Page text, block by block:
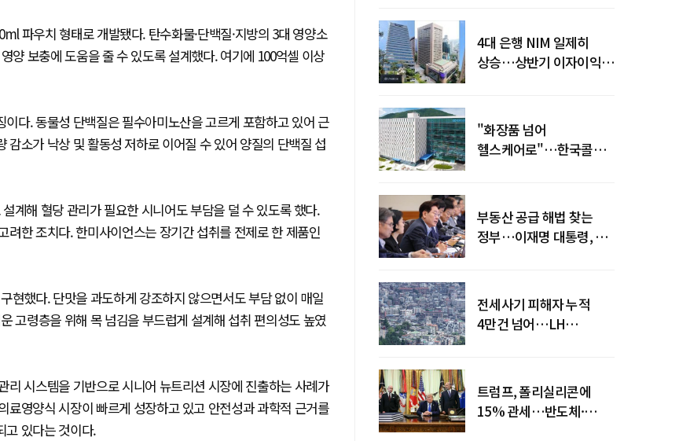
파우치 형태로 개발됐다. 탄수화물·단백질·지방의 3대 영양소
양 보충에 도움을 줄 수 있도록 설계했다. 여기에 100억셀 이상
다. 동물성 단백질은 필수아미노산을 고르게 포함하고 있어 근
소가 낙상 및 활동성 저하로 이어질 수 있어 양질의 단백질 섭
계해 혈당 관리가 필요한 시니어도 부담을 덜 수 있도록 했다.
한 조치다. 한미사이언스는 장기간 섭취를 전제로 한 제품인
현했다. 단맛을 과도하게 강조하지 않으면서도 부담 없이 매일
고령층을 위해 목 넘김을 부드럽게 설계해 섭취 편의성도 높였
리 시스템을 기반으로 시니어 뉴트리션 시장에 진출하는 사례가
영양식 시장이 빠르게 성장하고 있고 안전성과 과학적 근거를
고 있다는 것이다.
4대 은행 NIM 일제히
상승…상반기 이자이익
"화장품 넘어
헬스케어로"…한국콜마,
부동산 공급 해법 찾는
정부…이재명 대통령, 2차
전세사기 피해자 누적
4만건 넘어…LH
트럼프, 폴리실리콘에
15% 관세…반도체·